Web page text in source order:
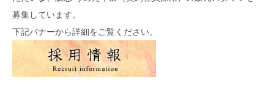
募集しています。
下記バナーから詳細をご覧ください。